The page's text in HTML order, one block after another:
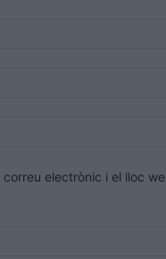
correu electrònic i el lloc